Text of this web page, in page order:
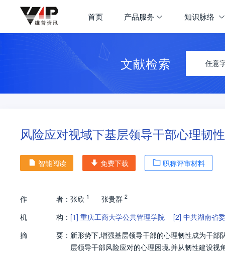
首页 产品服务 知识脉络
文献检索 任意
风险应对视域下基层领导干部心理韧
智能阅读 免费下载 职称评审材料
作 者： 张欣 1 张贵群 2
机 构： [1] 重庆工商大学公共管理学院 [2] 中共湖南省
摘
要： 新形势下,增强基层领导干部的心理韧性成为干
层领导干部风险应对的心理困境,并从韧性建设